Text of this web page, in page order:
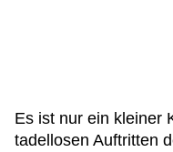
Es ist nur ein kleiner
tadellosen Auftritten